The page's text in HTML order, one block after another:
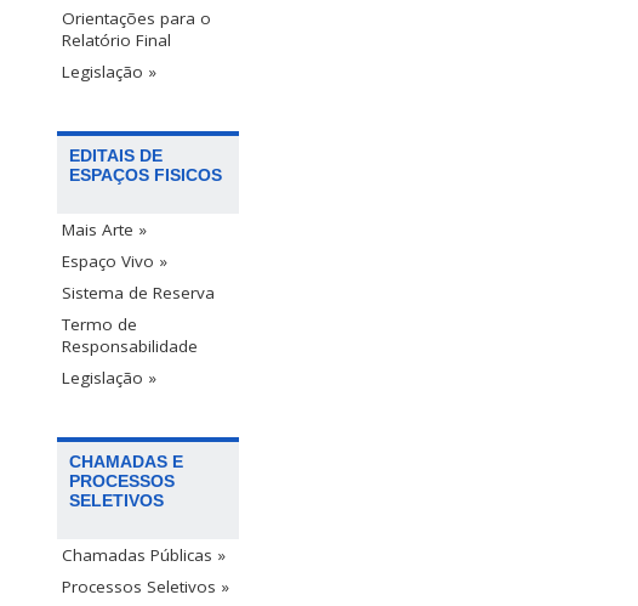
Orientações para o
Relatório Final
Legislação »
EDITAIS DE
ESPAÇOS FISICOS
Mais Arte »
Espaço Vivo »
Sistema de Reserva
Termo de
Responsabilidade
Legislação »
CHAMADAS E
PROCESSOS
SELETIVOS
Chamadas Públicas »
Processos Seletivos »